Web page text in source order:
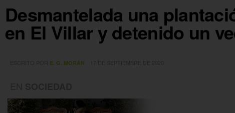
Desmantelada una
en El Villar y detenido un
E. G. MORÁN